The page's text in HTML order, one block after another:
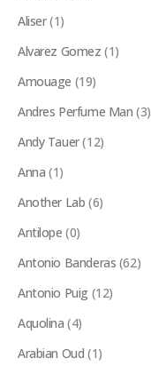
Aliser(1)
Alvarez Gomez (1)
Amouage (19)
Andres Perfume Man (3)
Andy Tauer(12)
Anna (1)
Another Lab (6)
Antilope (0)
Antonio Banderas (62)
Antonio Puig (12)
Aquolina (4)
Arabian Oud (1)